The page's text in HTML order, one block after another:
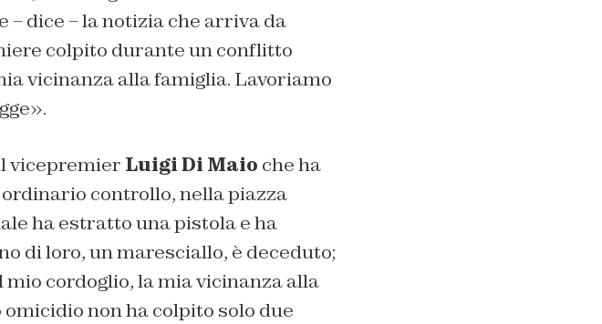
– dice – la notizia che arriva da
colpito durante un conflitto
vicinanza alla famiglia. Lavoriamo
vicepremier Luigi Di Maio che ha
controllo, nella piazza
ha estratto una pistola e ha
di loro, un maresciallo, è deceduto;
cordoglio, la mia vicinanza alla
non ha colpito solo due